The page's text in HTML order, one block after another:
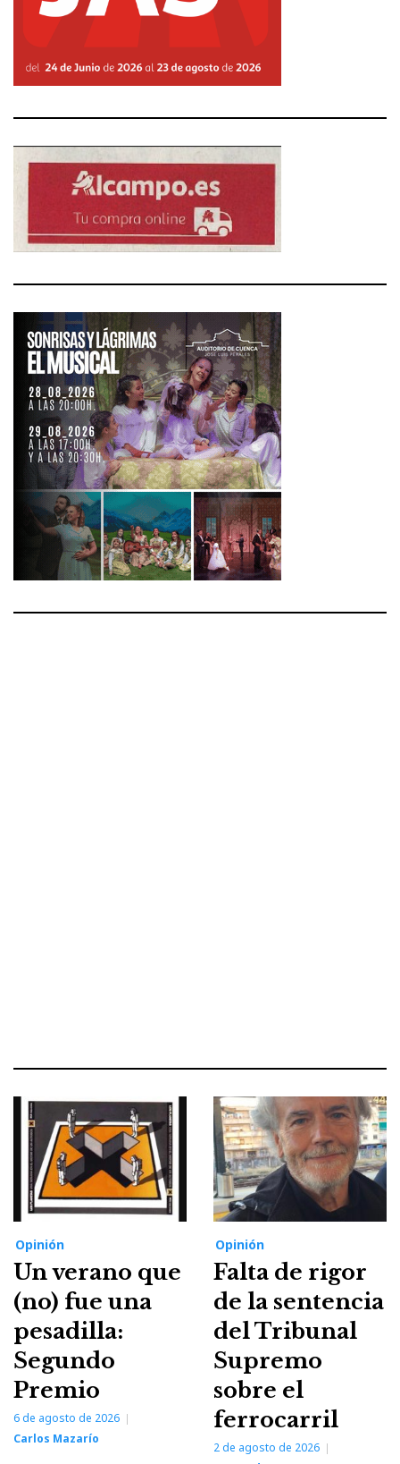
Opinión
Un verano que
(no) fue una
pesadilla:
Segundo
Premio
6 de agosto de 2026
Carlos Mazarío
Opinión
Falta de rigor
de la sentencia
del Tribunal
Supremo
sobre el
ferrocarril
2 de agosto de 2026